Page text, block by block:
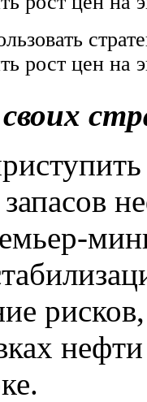
рост цен на